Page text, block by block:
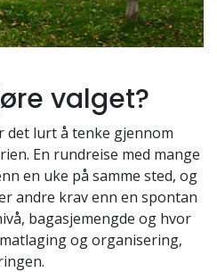
valget?
det lurt å tenke gjennom
En rundreise med mange
en uke på samme sted, og
andre krav enn en spontan
bagasjemengde og hvor
og organisering,